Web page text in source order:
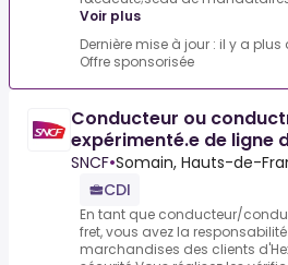
Voir plus
Dernière mise à jour : il y a plus
Offre sponsorisée
Conducteur ou
expérimenté.e de ligne
international.e belge -
SNCF•Somain, Hauts-de-
CDI
En tant que conducteur/
fret, vous avez la
marchandises des clients